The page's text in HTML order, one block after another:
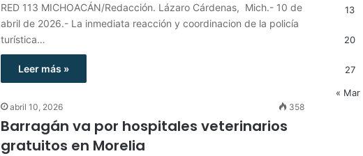
RED 113 MICHOACÁN/Redacción. Lázaro Cárdenas, Mich.- 10 de
abril de 2026.- La inmediata reacción y coordinacion de la policía
turística…
Leer más »
abril 10, 2026 358
Barragán va por hospitales veterinarios
gratuitos en Morelia
13
20
27
« Mar